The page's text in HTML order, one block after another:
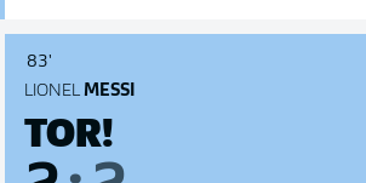
83'
LIONEL MESSI
TOR!